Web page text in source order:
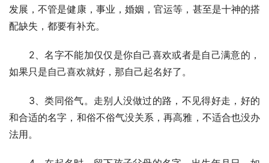
发展，不管是健康，事业，婚姻，官运等，甚至是十神的搭
配缺失，都要有补充。
2、名字不能加仅仅是你自己喜欢或者是自己满意的，
如果只是自己喜欢就好，那自己起名好了。
3、类同俗气。走别人没做过的路，不见得好走，好的
和合适的名字，和俗不俗气没关系，再高雅，不适合也没办
法用。